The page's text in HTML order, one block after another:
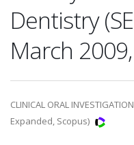
Dentistry
March
CLINICAL ORAL
Expanded, Scopus)